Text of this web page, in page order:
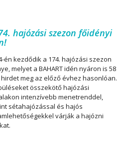
hajózási szezon főidényi
én kezdődik a 174. hajózási szezon
melyet a BAHART idén nyáron is 58
meg az előző évhez hasonlóan.
összekötő hajózási
intenzívebb menetrenddel,
sétahajózással és hajós
várják a hajózni